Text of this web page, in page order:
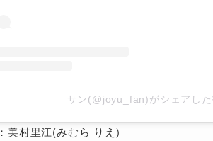
サン(@joyu_fan)がシェアし
：美村里江(みむら りえ)